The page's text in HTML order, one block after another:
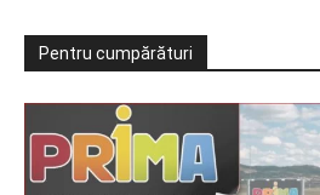
Pentru cumpărături